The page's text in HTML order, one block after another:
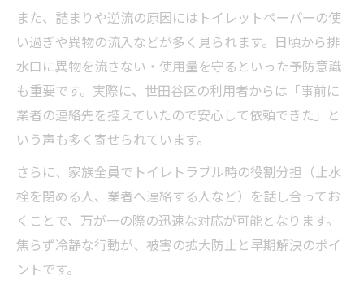
水道局指定工事店が行うトイレ詰まり解決
策
トイレ詰まり逆流時も安心な指定工事店の
強み
指定工事店によるトイレ詰まり修理の信頼
性
逆流トラブル対応で選ぶべき工事店の条件
トイレ詰まり修理を指定工事店に依頼する
メリット
トイレ詰まりが逆流を招く原因と予防策に迫る
また、詰まりや逆流の原因にはトイレットペーパーの使
い過ぎや異物の流入などが多く見られます。日頃から排
水口に異物を流さない・使用量を守るといった予防意識
も重要です。実際に、世田谷区の利用者からは「事前に
業者の連絡先を控えていたので安心して依頼できた」と
いう声も多く寄せられています。
さらに、家族全員でトイレトラブル時の役割分担（止水
栓を閉める人、業者へ連絡する人など）を話し合ってお
くことで、万が一の際の迅速な対応が可能となります。
焦らず冷静な行動が、被害の拡大防止と早期解決のポイ
ントです。